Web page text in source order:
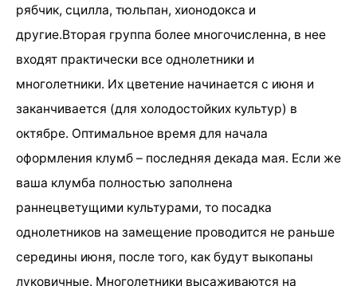
рябчик, сцилла, тюльпан, хионодокса и
другие.Вторая группа более многочисленна, в нее
входят практически все однолетники и
многолетники. Их цветение начинается с июня и
заканчивается (для холодостойких культур) в
октябре. Оптимальное время для начала
оформления клумб – последняя декада мая. Если же
ваша клумба полностью заполнена
раннецветущими культурами, то посадка
однолетников на замещение проводится не раньше
середины июня, после того, как будут выкопаны
луковичные. Многолетники высаживаются на